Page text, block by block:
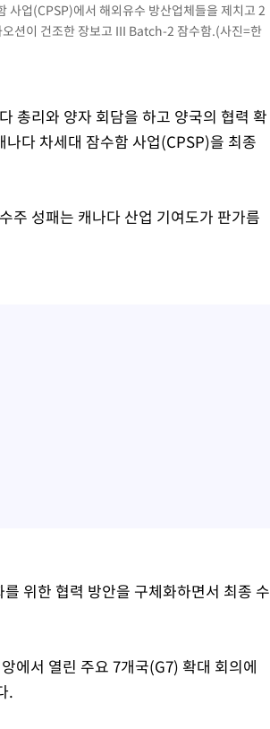
사업(CPSP)에서 해외유수 방산업체들을 제치고 2
션이 건조한 장보고 III Batch-2 잠수함.(사진=한
총리와 양자 회담을 하고 양국의 협력 확
다 차세대 잠수함 사업(CPSP)을 최종
주 성패는 캐나다 산업 기여도가 판가름
위한 협력 방안을 구체화하면서 최종 수
에서 열린 주요 7개국(G7) 확대 회의에
.